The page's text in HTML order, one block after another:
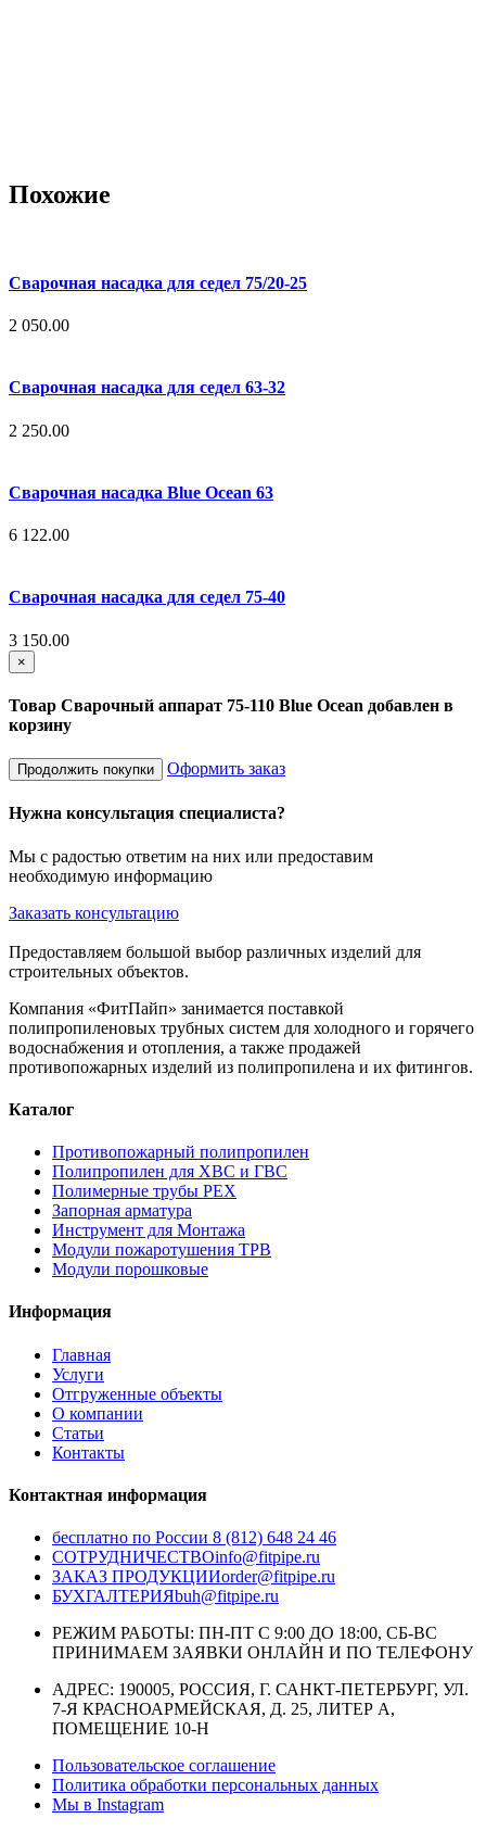
Похожие
Сварочная насадка для седел 75/20-25
2 050.00
Сварочная насадка для седел 63-32
2 250.00
Сварочная насадка Blue Ocean 63
6 122.00
Сварочная насадка для седел 75-40
3 150.00
×
Товар Сварочный аппарат 75-110 Blue Ocean добавлен в
корзину
Продолжить покупки Оформить заказ
Нужна консультация специалиста?
Мы с радостью ответим на них или предоставим
необходимую информацию
Заказать консультацию
Предоставляем большой выбор различных изделий для
строительных объектов.
Компания «ФитПайп» занимается поставкой
полипропиленовых трубных систем для холодного и горячего
водоснабжения и отопления, а также продажей
противопожарных изделий из полипропилена и их фитингов.
Каталог
Противопожарный полипропилен
Полипропилен для ХВС и ГВС
Полимерные трубы PEX
Запорная арматура
Инструмент для Монтажа
Модули пожаротушения ТРВ
Модули порошковые
Информация
Главная
Услуги
Отгруженные объекты
О компании
Статьи
Контакты
Контактная информация
бесплатно по России 8 (812) 648 24 46
СОТРУДНИЧЕСТВОinfo@fitpipe.ru
ЗАКАЗ ПРОДУКЦИИorder@fitpipe.ru
БУХГАЛТЕРИЯbuh@fitpipe.ru
РЕЖИМ РАБОТЫ: ПН-ПТ С 9:00 ДО 18:00, СБ-ВС
ПРИНИМАЕМ ЗАЯВКИ ОНЛАЙН И ПО ТЕЛЕФОНУ
АДРЕС: 190005, РОССИЯ, Г. САНКТ-ПЕТЕРБУРГ, УЛ.
7-Я КРАСНОАРМЕЙСКАЯ, Д. 25, ЛИТЕР А,
ПОМЕЩЕНИЕ 10-Н
Пользовательское соглашение
Политика обработки персональных данных
Мы в Instagram